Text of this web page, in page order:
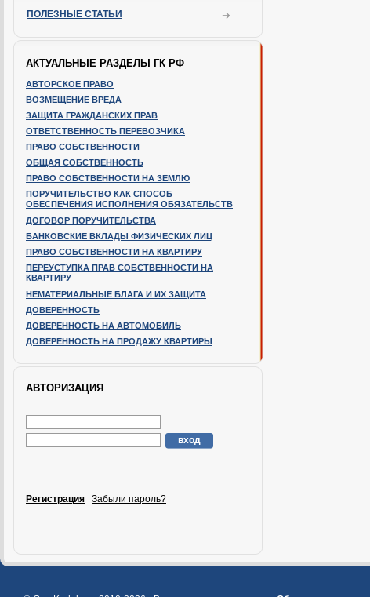
ПОЛЕЗНЫЕ СТАТЬИ
АКТУАЛЬНЫЕ РАЗДЕЛЫ ГК РФ
АВТОРСКОЕ ПРАВО
ВОЗМЕЩЕНИЕ ВРЕДА
ЗАЩИТА ГРАЖДАНСКИХ ПРАВ
ОТВЕТСТВЕННОСТЬ ПЕРЕВОЗЧИКА
ПРАВО СОБСТВЕННОСТИ
ОБЩАЯ СОБСТВЕННОСТЬ
ПРАВО СОБСТВЕННОСТИ НА ЗЕМЛЮ
ПОРУЧИТЕЛЬСТВО КАК СПОСОБ
ОБЕСПЕЧЕНИЯ ИСПОЛНЕНИЯ ОБЯЗАТЕЛЬСТВ
ДОГОВОР ПОРУЧИТЕЛЬСТВА
БАНКОВСКИЕ ВКЛАДЫ ФИЗИЧЕСКИХ ЛИЦ
ПРАВО СОБСТВЕННОСТИ НА КВАРТИРУ
ПЕРЕУСТУПКА ПРАВ СОБСТВЕННОСТИ НА
КВАРТИРУ
НЕМАТЕРИАЛЬНЫЕ БЛАГА И ИХ ЗАЩИТА
ДОВЕРЕННОСТЬ
ДОВЕРЕННОСТЬ НА АВТОМОБИЛЬ
ДОВЕРЕННОСТЬ НА ПРОДАЖУ КВАРТИРЫ
АВТОРИЗАЦИЯ
Регистрация Забыли пароль?